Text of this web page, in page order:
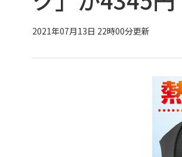
2021年07月13日 22時00分更新